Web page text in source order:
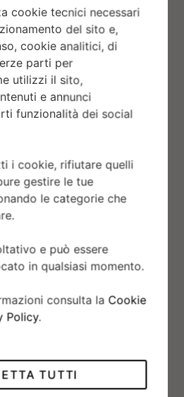
propria, Rolex ha
senza pari nella
di argento, rame,
viene aggiunta, è
Ognuno di essi è
metalli estremamente
interno Rolex
all’avanguardia.
cookie tecnici necessari
del sito e,
cookie analitici, di
parti per
utilizzi il sito,
e annunci
funzionalità dei social
i cookie, rifiutare quelli
gestire le tue
le categorie che
e può essere
in qualsiasi momento.
consulta la Cookie
Policy.
TUTTI